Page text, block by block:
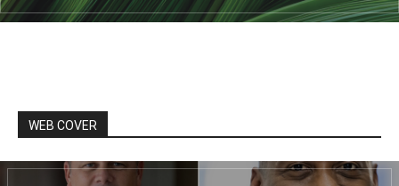
WEB COVER